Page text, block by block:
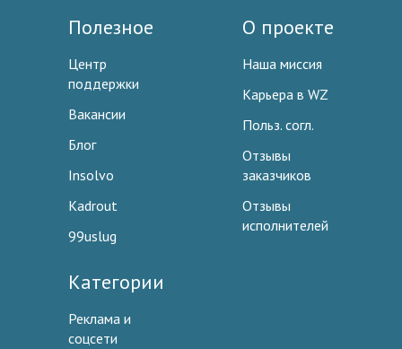
Полезное
Центр
поддержки
Вакансии
Блог
Insolvo
Kadrout
99uslug
О проекте
Наша миссия
Карьера в WZ
Польз. согл.
Отзывы
заказчиков
Отзывы
исполнителей
Категории
Реклама и
соцсети